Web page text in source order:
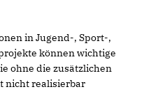
in Jugend-, Sport-,
können wichtige
ohne die zusätzlichen
nicht realisierbar